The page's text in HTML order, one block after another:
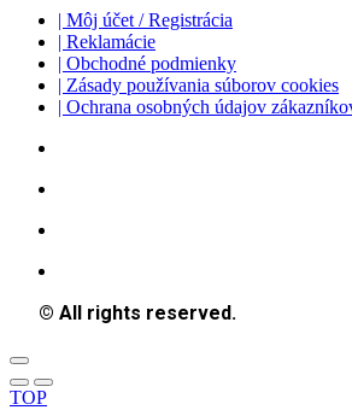
| Môj účet / Registrácia
| Reklamácie
| Obchodné podmienky
| Zásady používania súborov cookies
| Ochrana osobných údajov
© All rights reserved.
TOP